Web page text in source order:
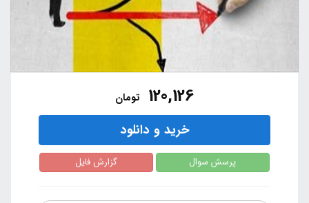
120,126 تومان
خرید و دانلود
پرسش سوال گزارش فایل